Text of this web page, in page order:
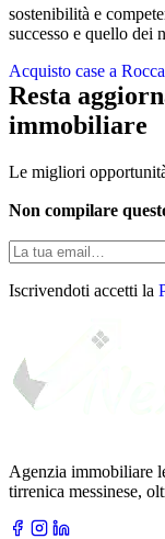
sostenibilità e
successo e quello dei
Acquisto case a
Resta
immobiliare
Le migliori
Non compilare
La
tua
email
Iscrivendoti accetti la
Agenzia immobiliare
tirrenica messinese,